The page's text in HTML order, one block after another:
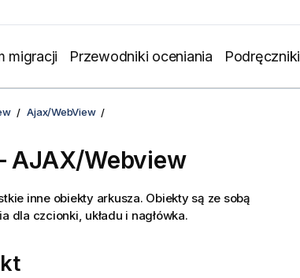
migracji Przewodniki oceniania Podręczniki
Ajax/WebView
AJAX/Webview
inne obiekty arkusza. Obiekty są ze sobą
dla czcionki, układu i nagłówka.